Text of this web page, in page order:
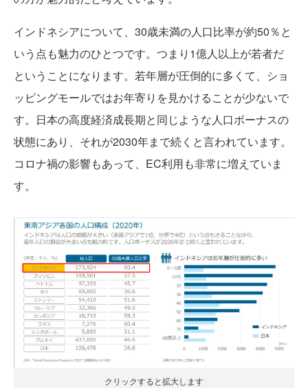
インドネシアについて、30歳未満の人口比率が約50％と
いう点も魅力のひとつです。つまり1億人以上が若者だ
ということになります。若年層が圧倒的に多くて、ショ
ッピングモールではお年寄りを見かけることが少ないで
す。日本の高度経済成長期と同じような人口ボーナスの
状態にあり、それが2030年まで続くと言われています。
コロナ禍の影響もあって、EC利用も非常に増えていま
す。
クリックすると拡大します